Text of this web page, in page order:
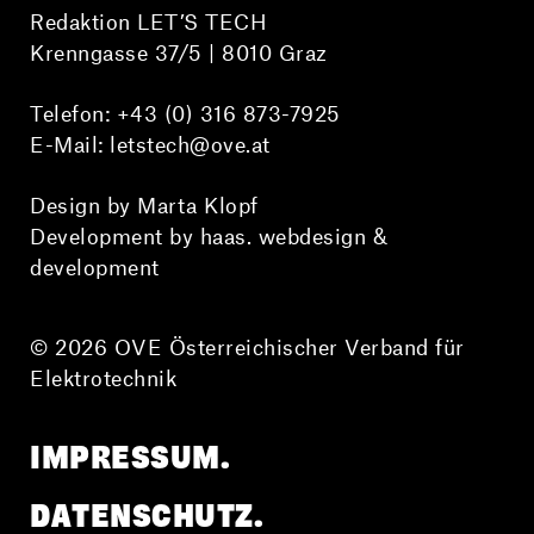
Redaktion LET’S TECH
Krenngasse 37/5 | 8010 Graz
Telefon: +43 (0) 316 873-7925
E-Mail: letstech@ove.at
Design by Marta Klopf
Development by haas. webdesign &
development
© 2026 OVE Österreichischer Verband für
Elektrotechnik
IMPRESSUM.
DATENSCHUTZ.